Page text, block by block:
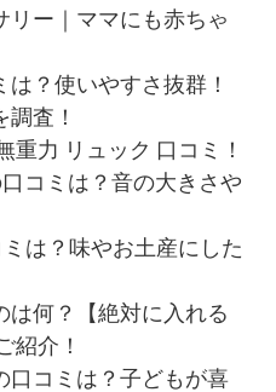
リー｜ママにも赤ちゃ
？使いやすさ抜群！
査！
重力 リュック 口コミ！
コミは？音の大きさや
は？味やお土産にした
は何？【絶対に入れる
紹介！
口コミは？子どもが喜